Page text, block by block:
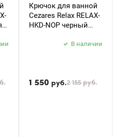
Крючок для ванной
Cezares Relax RELAX-
HKD-NOP черный
В наличии
1 550 руб.2 155руб.